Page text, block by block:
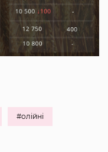
#олійні